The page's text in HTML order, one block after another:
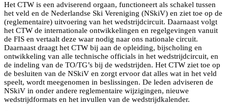
Het CTW is een adviserend orgaan, functioneert als schakel tussen
het veld en de Nederlandse Ski Vereniging (NSkiV) en ziet toe op de
(reglementaire) uitvoering van het wedstrijdcircuit. Daarnaast volgt
het CTW de internationale ontwikkelingen en regelgevingen vanuit
de FIS en vertaalt deze waar nodig naar ons nationale circuit.
Daarnaast draagt het CTW bij aan de opleiding, bijscholing en
ontwikkeling van alle technische officials in het wedstrijdcircuit, en
de indeling van de TO/TG’s bij de wedstrijden. Het CTW ziet toe op
de besluiten van de NSkiV en zorgt ervoor dat alles wat in het veld
speelt, wordt meegenomen in beslissingen. De leden adviseren de
NSkiV in onder andere reglementaire wijzigingen, nieuwe
wedstrijdformats en het invullen van de wedstrijdkalender.